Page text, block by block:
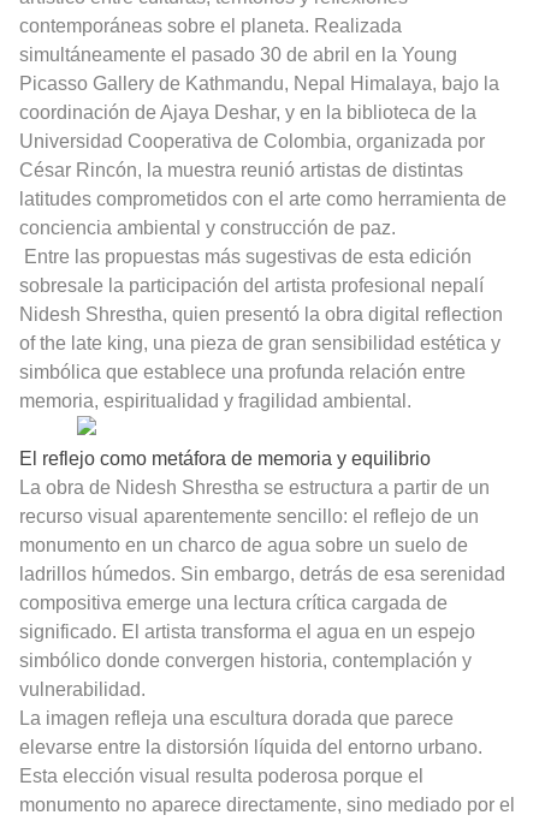
contemporáneas sobre el planeta. Realizada
simultáneamente el pasado 30 de abril en la Young
Picasso Gallery de Kathmandu, Nepal Himalaya, bajo la
coordinación de Ajaya Deshar, y en la biblioteca de la
Universidad Cooperativa de Colombia, organizada por
César Rincón, la muestra reunió artistas de distintas
latitudes comprometidos con el arte como herramienta de
conciencia ambiental y construcción de paz.
Entre las propuestas más sugestivas de esta edición
sobresale la participación del artista profesional nepalí
Nidesh Shrestha, quien presentó la obra digital reflection
of the late king, una pieza de gran sensibilidad estética y
simbólica que establece una profunda relación entre
memoria, espiritualidad y fragilidad ambiental.
El reflejo como metáfora de memoria y equilibrio
La obra de Nidesh Shrestha se estructura a partir de un
recurso visual aparentemente sencillo: el reflejo de un
monumento en un charco de agua sobre un suelo de
ladrillos húmedos. Sin embargo, detrás de esa serenidad
compositiva emerge una lectura crítica cargada de
significado. El artista transforma el agua en un espejo
simbólico donde convergen historia, contemplación y
vulnerabilidad.
La imagen refleja una escultura dorada que parece
elevarse entre la distorsión líquida del entorno urbano.
Esta elección visual resulta poderosa porque el
monumento no aparece directamente, sino mediado por el